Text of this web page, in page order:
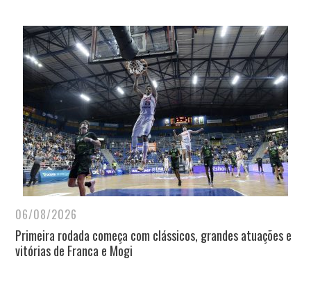
06/08/2026
Primeira rodada começa com clássicos, grandes atuações e
vitórias de Franca e Mogi